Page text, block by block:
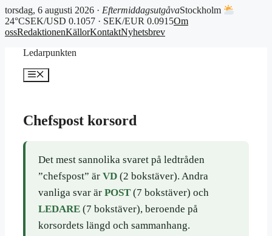
torsdag, 6 augusti 2026 · EftermiddagsutgåvaStockholm
24°CSEK/USD 0.1057 · SEK/EUR 0.0915Om
ossRedaktionenKällorKontaktNyhetsbrev
Ledarpunkten
Meny
Chefspost korsord
Det mest sannolika svaret på ledtråden
”chefspost” är VD(2 bokstäver). Andra
vanliga svar är POST(7 bokstäver) och
LEDARE(7 bokstäver), beroende på
korsordets längd och sammanhang.